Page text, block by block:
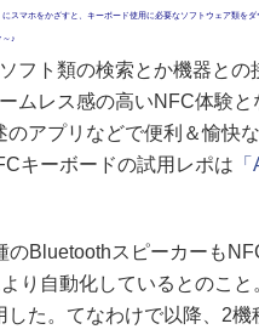
スマホをかざすと、キーボード使用に必要なソフトウェア類を
～♪
フト類の検索とか機器との
ムレス感の高いNFC体験
のアプリなどで便利＆愉快
キーボードの試用レポは
Bluetoothスピーカーも
り自動化しているとのこ
た。てなわけで以降、2機